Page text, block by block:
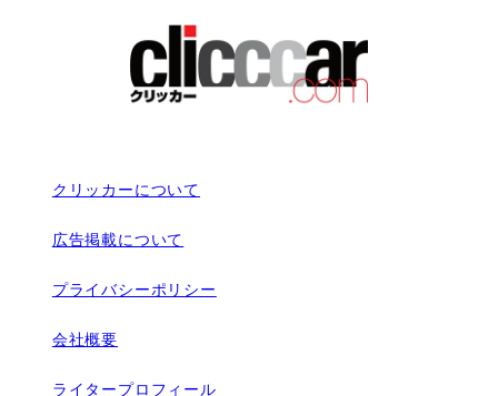
クリッカーについて
広告掲載について
プライバシーポリシー
会社概要
ライタープロフィール